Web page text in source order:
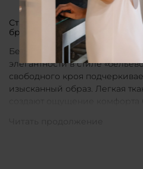
Стильные рубашки в
бренда CLÓ
Белые рубашки от бренда
элегантности в стиле
свободного кроя
изысканный образ. Легкая
создают ощущение комфорта